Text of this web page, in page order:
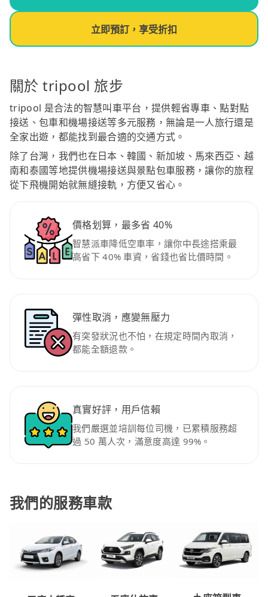
立即預訂，享受折扣
關於 tripool 旅步
tripool 是合法的智慧叫車平台，提供輕省專車、點對點
接送、包車和機場接送等多元服務，無論是一人旅行還是
全家出遊，都能找到最合適的交通方式。
除了台灣，我們也在日本、韓國、新加坡、馬來西亞、越
南和泰國等地提供機場接送與景點包車服務，讓你的旅程
從下飛機開始就無縫接軌，方便又省心。
價格划算，最多省 40%
智慧派車降低空車率，讓你中長途搭乘最
高省下 40% 車資，省錢也省比價時間。
彈性取消，應變無壓力
有突發狀況也不怕，在規定時間內取消，
都能全額退款。
真實好評，用戶信賴
我們嚴選並培訓每位司機，已累積服務超
過 50 萬人次，滿意度高達 99%。
我們的服務車款